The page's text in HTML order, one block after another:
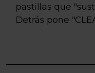
pastillas que
Detrás pone